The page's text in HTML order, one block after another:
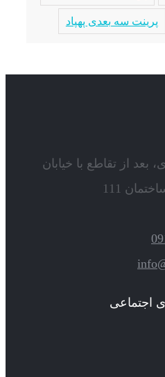
پرینت سه بعدی پهپاد
از تقاطع با خیابان
اجتماعی